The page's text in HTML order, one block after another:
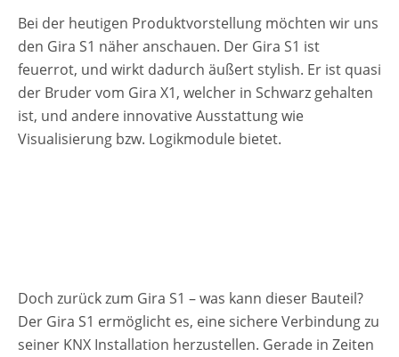
Bei der heutigen Produktvorstellung möchten wir uns
den Gira S1 näher anschauen. Der Gira S1 ist
feuerrot, und wirkt dadurch äußert stylish. Er ist quasi
der Bruder vom Gira X1, welcher in Schwarz gehalten
ist, und andere innovative Ausstattung wie
Visualisierung bzw. Logikmodule bietet.
Doch zurück zum Gira S1 – was kann dieser Bauteil?
Der Gira S1 ermöglicht es, eine sichere Verbindung zu
seiner KNX Installation herzustellen. Gerade in Zeiten